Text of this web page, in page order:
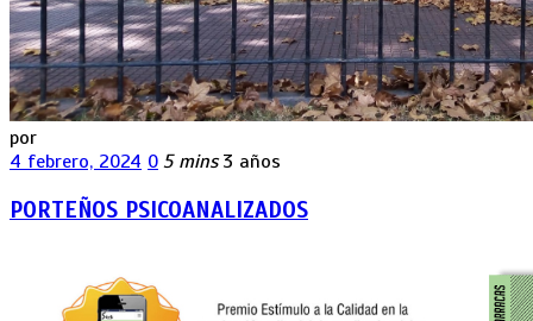
por
4 febrero, 2024 0 5 mins 3 años
PORTEÑOS PSICOANALIZADOS